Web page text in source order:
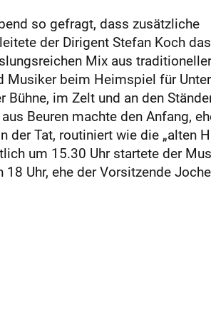
so gefragt, dass zusätzliche
der Dirigent Stefan Koch das
Mix aus traditioneller
Musiker beim Heimspiel für
im Zelt und an den
Beu­ren machte den Anfang,
Tat, routiniert wie die „alten
um 15.30 Uhr startete der
Uhr, ehe der Vorsitzende